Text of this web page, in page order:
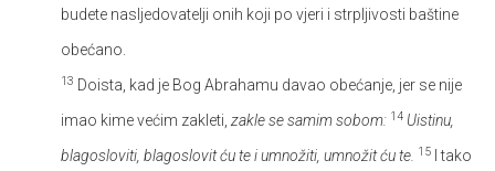
budete nasljedovatelji onih koji po vjeri i strpljivosti baštine
obećano.
13 Doista, kad je Bog Abrahamu davao obećanje, jer se nije
imao kime većim zakleti, zakle se samim sobom: 14 Uistinu,
blagosloviti, blagoslovit ću te i umnožiti, umnožit ću te. 15
I tako